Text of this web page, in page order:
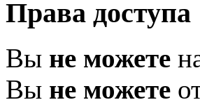
Права доступа
Вы не можете
Вы не можете